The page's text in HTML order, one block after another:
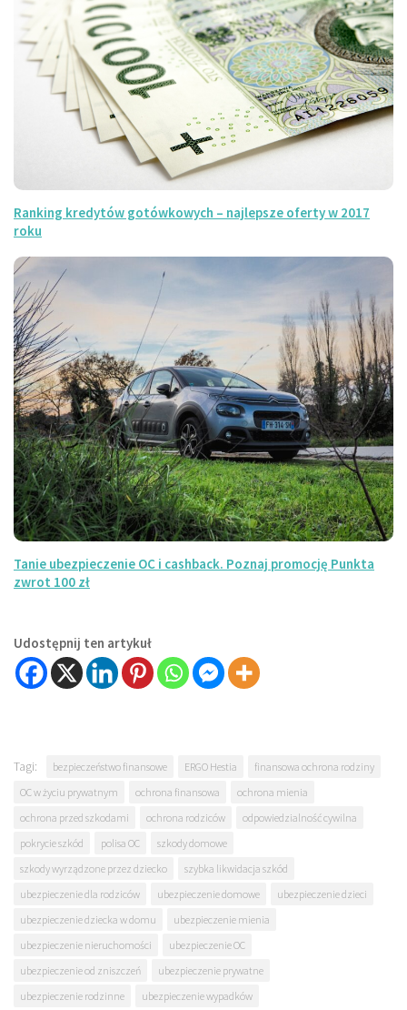
Ranking kredytów gotówkowych – najlepsze oferty w 2017
roku
Tanie ubezpieczenie OC i cashback. Poznaj promocję Punkta
zwrot 100 zł
Udostępnij ten artykuł
Tagi: bezpieczeństwo finansowe ERGO Hestia
finansowa ochrona rodziny
OC w życiu prywatnym
ochrona finansowa
ochrona mienia
ochrona przed szkodami
ochrona rodziców
odpowiedzialność cywilna
pokrycie szkód
polisa OC
szkody domowe
szkody wyrządzone przez dziecko
szybka likwidacja szkód
ubezpieczenie dla rodziców
ubezpieczenie domowe
ubezpieczenie dzieci
ubezpieczenie dziecka w domu
ubezpieczenie mienia
ubezpieczenie nieruchomości
ubezpieczenie OC
ubezpieczenie od zniszczeń
ubezpieczenie prywatne
ubezpieczenie rodzinne
ubezpieczenie wypadków